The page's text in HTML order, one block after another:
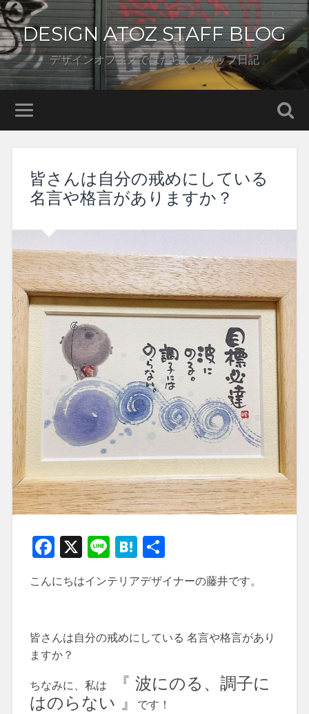
DESIGN ATOZ STAFF BLOG
デザインオフィスではたらくスタッフ日記
皆さんは自分の戒めにしている
名言や格言がありますか？
Facebook
X LineHatena
こんにちはインテリアデザイナーの藤井です。
皆さんは自分の戒めにしている 名言や格言があり
ますか？
ちなみに、私は
『 波にのる、調子に
はのらない 』
です！